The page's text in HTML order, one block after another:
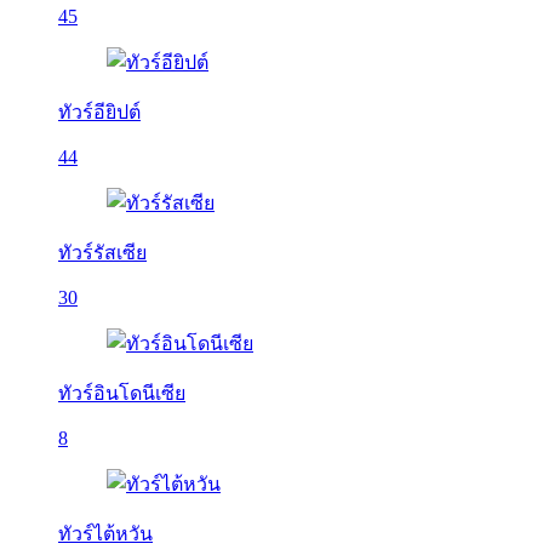
45
ทัวร์อียิปต์
44
ทัวร์รัสเซีย
30
ทัวร์อินโดนีเซีย
8
ทัวร์ไต้หวัน